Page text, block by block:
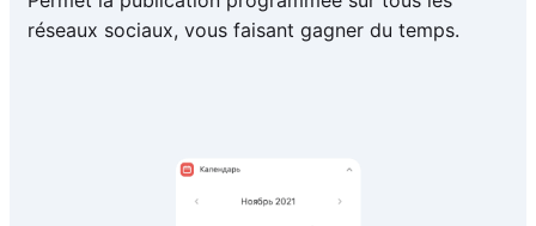
réseaux sociaux, vous faisant gagner du temps.